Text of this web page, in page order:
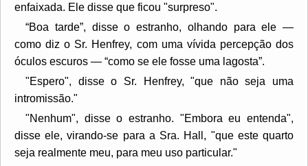
enfaixada. Ele disse que ficou "surpreso".
“Boa tarde”, disse o estranho, olhando para ele —
como diz o Sr. Henfrey, com uma vívida percepção dos
óculos escuros — “como se ele fosse uma lagosta”.
"Espero", disse o Sr. Henfrey, "que não seja uma
intromissão."
"Nenhum", disse o estranho. "Embora eu entenda",
disse ele, virando-se para a Sra. Hall, "que este quarto
seja realmente meu, para meu uso particular."